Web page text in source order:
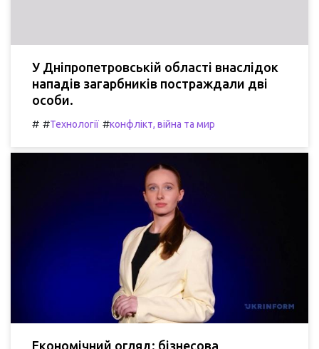
У Дніпропетровській області внаслідок
нападів загарбників постраждали дві
особи.
# #Технології #конфлікт, війна та мир
Економічний огляд: бізнесова